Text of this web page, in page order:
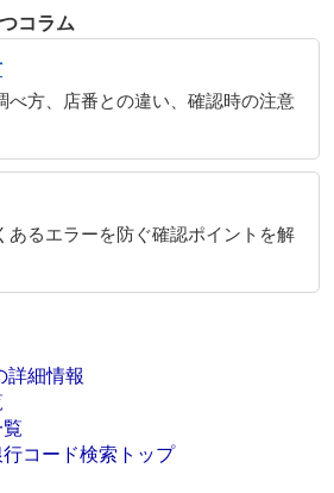
コラム
べ方、店番との違い、確認時の注意
あるエラーを防ぐ確認ポイントを解
詳細情報
コード検索トップ